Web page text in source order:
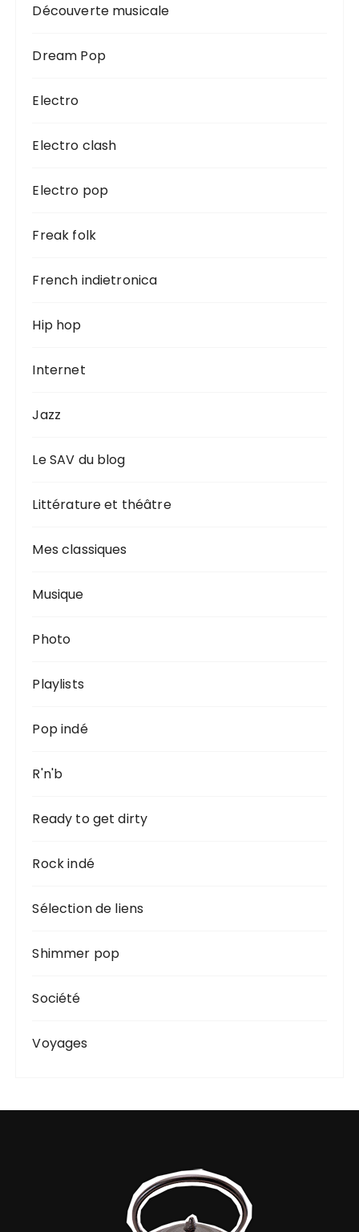
Découverte musicale
Dream Pop
Electro
Electro clash
Electro pop
Freak folk
French indietronica
Hip hop
Internet
Jazz
Le SAV du blog
Littérature et théâtre
Mes classiques
Musique
Photo
Playlists
Pop indé
R'n'b
Ready to get dirty
Rock indé
Sélection de liens
Shimmer pop
Société
Voyages